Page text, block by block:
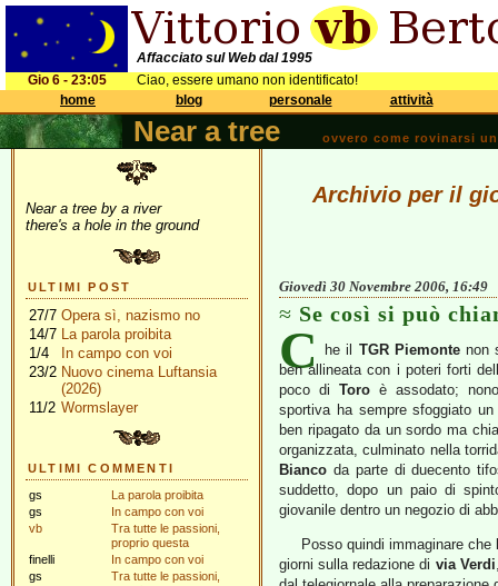
Affacciato sul Web dal 1995
Gio 6 - 23:05
Ciao, essere umano non identificato!
home
blog personale attività
Near a tree ovvero come rovinarsi
Near a tree by a river
there's a hole in the ground
ULTIMI POST
27/7 Opera sì, nazismo no
14/7 La parola proibita
1/4
In campo con voi
23/2 Nuovo cinema Luftansia
(2026)
11/2 Wormslayer
ULTIMI COMMENTI
gs
La parola proibita
gs
In campo con voi
vb
Tra tutte le passioni,
proprio questa
finelli
In campo con voi
gs
Tra tutte le passioni,
Archivio per il
Giovedì 30 Novembre 2006, 16:49
Se così si può
C he il TGR Piemontenon
ben allineata con i poteri forti
poco di Toroè assodato;
sportiva ha sempre sfoggiato
ben ripagato da un sordo ma
organizzata, culminato nella
Bianco da parte di duecento
suddetto, dopo un paio di
giovanile dentro un negozio di
Posso quindi immaginare
giorni sulla redazione di via Verdi